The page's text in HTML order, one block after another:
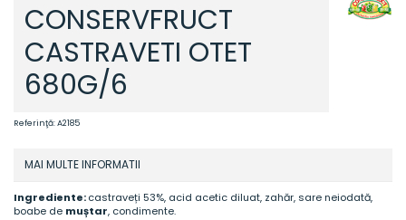
CONSERVFRUCT
CASTRAVETI OTET
680G/6
Referinţă:A2185
MAI MULTE INFORMATII
Ingrediente:castraveți 53%, acid acetic diluat, zahăr, sare neiodată,
boabe de muștar, condimente.